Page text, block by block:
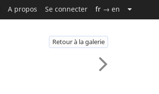
A propos Se connecter fr → en
Retour à la galerie